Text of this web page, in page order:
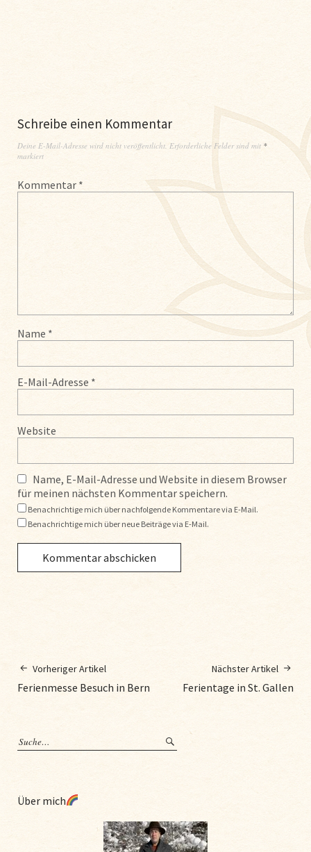
Schreibe einen Kommentar
Deine E-Mail-Adresse wird nicht veröffentlicht. Erforderliche Felder sind mit *
markiert
Kommentar *
Name *
E-Mail-Adresse *
Website
Name, E-Mail-Adresse und Website in diesem Browser
für meinen nächsten Kommentar speichern.
Benachrichtige mich über nachfolgende Kommentare via E-Mail.
Benachrichtige mich über neue Beiträge via E-Mail.
Vorheriger Artikel
Ferienmesse Besuch in Bern
Nächster Artikel
Ferientage in St. Gallen
Über mich